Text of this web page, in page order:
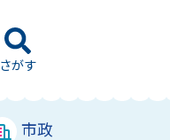
さがす
市政